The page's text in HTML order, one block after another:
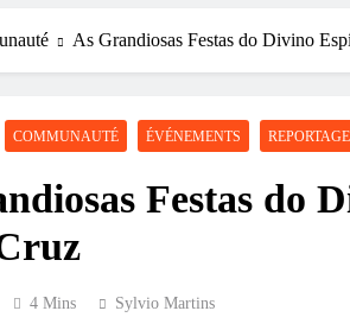
As Grandiosas Festas do Divino
COMMUNAUTÉ ÉVÉNEMENTS
Festas do
4 Mins Sylvio Martins